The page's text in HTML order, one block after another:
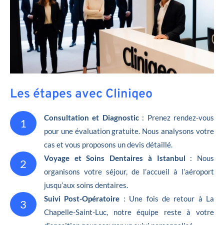
Les étapes avec Cliniqeo
1 Consultation et Diagnostic: Prenez rendez-vous
pour une évaluation gratuite. Nous analysons votre
cas et vous proposons un devis détaillé.
2 Voyage et Soins Dentaires à Istanbul : Nous
organisons votre séjour, de l’accueil à l’aéroport
jusqu’aux soins dentaires.
3 Suivi Post-Opératoire : Une fois de retour à La
Chapelle-Saint-Luc, notre équipe reste à votre